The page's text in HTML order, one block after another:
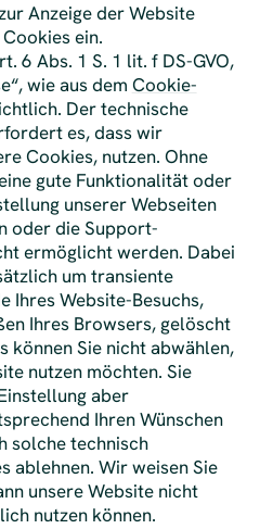
Anzeige der Website
ein.
6 Abs. 1 S. 1 lit. f DS-GVO,
wie aus dem Cookie-
Der technische
es, dass wir
Cookies, nutzen. Ohne
gute Funktionalität oder
unserer Webseiten
oder die Support-
ermöglicht werden. Dabei
um transiente
Ihres Website-Besuchs,
Ihres Browsers, gelöscht
können Sie nicht abwählen,
nutzen möchten. Sie
aber
Ihren Wünschen
solche technisch
ablehnen. Wir weisen Sie
unsere Website nicht
nutzen können.